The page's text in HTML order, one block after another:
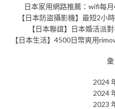
日本家用網路推薦：wifi每
【日本防盜攝影機】最短2小
【日本聯誼】日本婚活派
【日本生活】4500日幣爽用
2024
2024
2023